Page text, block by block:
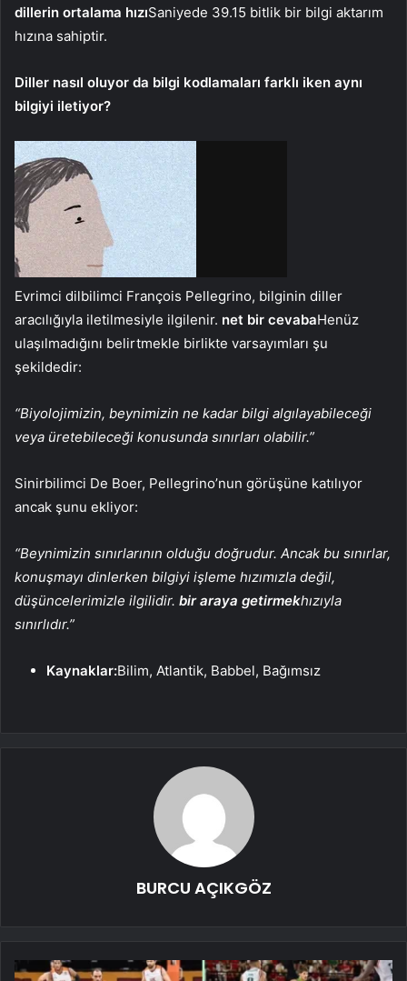
dillerin ortalama hızıSaniyede 39.15 bitlik bir bilgi aktarım
hızına sahiptir.
Diller nasıl oluyor da bilgi kodlamaları farklı iken aynı
bilgiyi iletiyor?
Evrimci dilbilimci François Pellegrino, bilginin diller
aracılığıyla iletilmesiyle ilgilenir. net bir cevabaHenüz
ulaşılmadığını belirtmekle birlikte varsayımları şu
şekildedir:
“Biyolojimizin, beynimizin ne kadar bilgi algılayabileceği
veya üretebileceği konusunda sınırları olabilir.”
Sinirbilimci De Boer, Pellegrino’nun görüşüne katılıyor
ancak şunu ekliyor:
“Beynimizin sınırlarının olduğu doğrudur. Ancak bu sınırlar,
konuşmayı dinlerken bilgiyi işleme hızımızla değil,
düşüncelerimizle ilgilidir. bir araya getirmekhızıyla
sınırlıdır.”
Kaynaklar:Bilim, Atlantik, Babbel, Bağımsız
BURCU AÇIKGÖZ